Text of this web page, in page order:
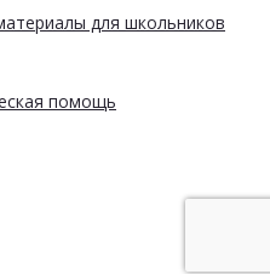
для школьников
помощь